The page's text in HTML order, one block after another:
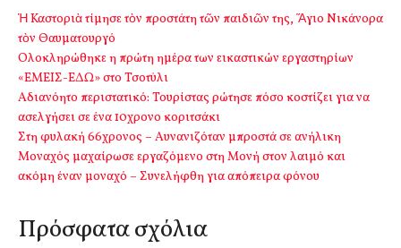
Ἡ Καστοριὰ τίμησε τὸν προστάτη τῶν παιδιῶν της, Ἅγιο Νικάνορα
τὸν Θαυματουργό
Ολοκληρώθηκε η πρώτη ημέρα των εικαστικών εργαστηρίων
«ΕΜΕΙΣ-ΕΔΩ» στο Τσοτύλι
Αδιανόητο περιστατικό: Τουρίστας ρώτησε πόσο κοστίζει για να
ασελγήσει σε ένα 10χρονο κοριτσάκι
Στη φυλακή 66χρονος – Αυνανιζόταν μπροστά σε ανήλικη
Μοναχός μαχαίρωσε εργαζόμενο στη Μονή στον λαιμό και
ακόμη έναν μοναχό – Συνελήφθη για απόπειρα φόνου
Πρόσφατα σχόλια